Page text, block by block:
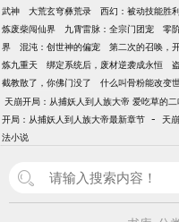
武神
大荒玄穹彝荒录 西幻：被动技能胜
炼废柴闯仙界
九霄雷脉：全宗门团宠 零
界
混沌：创世神的偏宠 第二次的召唤，
炼九重天
绑定系统后，废材逆袭成永恒
截教散了，你佛门没了
什么叫骨粉能改变
天崩开局：从捕妖人到人族大帝 爱吃草的
开局：从捕妖人到人族大帝最新章节 - 天
法小说